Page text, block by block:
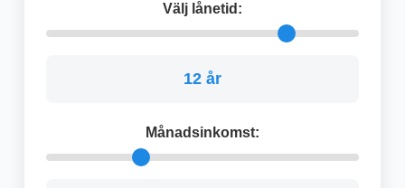
Välj lånetid:
12 år
Månadsinkomst: